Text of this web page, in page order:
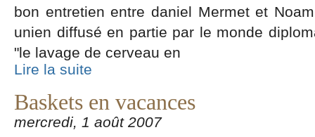
bon entretien entre daniel Mermet et
unien diffusé en partie par le monde
"le lavage de cerveau en
Lire la suite
Baskets en vacances
mercredi, 1 août 2007